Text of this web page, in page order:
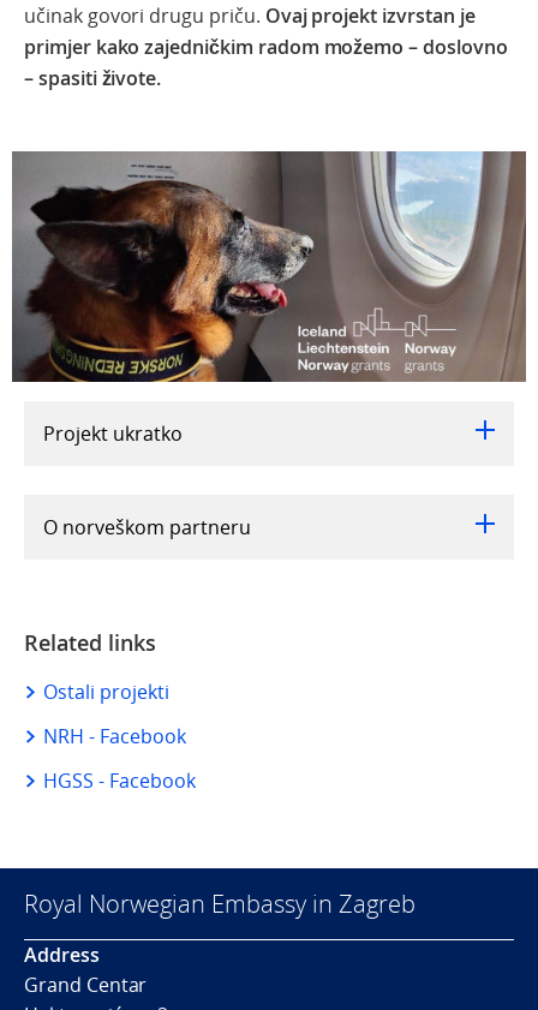
učinak govori drugu priču. Ovaj projekt izvrstan je
primjer kako zajedničkim radom možemo – doslovno
– spasiti živote.
Projekt ukratko
O norveškom partneru
Related links
Ostali projekti
NRH - Facebook
HGSS - Facebook
Royal Norwegian Embassy in Zagreb
Address
Grand Centar